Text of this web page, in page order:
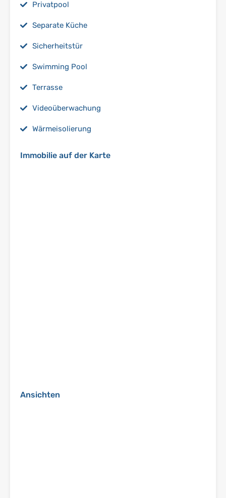
Privatpool
Separate Küche
Sicherheitstür
Swimming Pool
Terrasse
Videoüberwachung
Wärmeisolierung
Immobilie auf der Karte
Ansichten